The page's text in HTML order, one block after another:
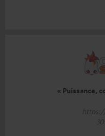
« Puissance,